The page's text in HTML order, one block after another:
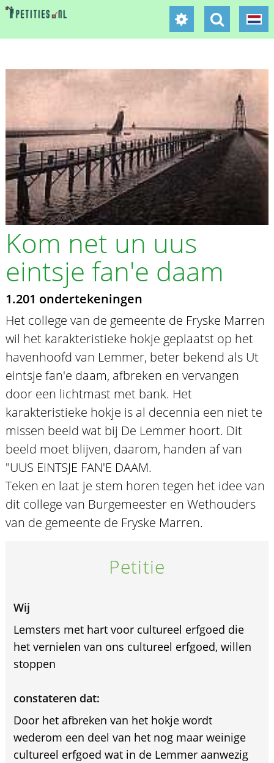
Kom net un uus
eintsje fan'e daam
1.201 ondertekeningen
Het college van de gemeente de Fryske Marren
wil het karakteristieke hokje geplaatst op het
havenhoofd van Lemmer, beter bekend als Ut
eintsje fan'e daam, afbreken en vervangen
door een lichtmast met bank. Het
karakteristieke hokje is al decennia een niet te
missen beeld wat bij De Lemmer hoort. Dit
beeld moet blijven, daarom, handen af van
"UUS EINTSJE FAN'E DAAM.
Teken en laat je stem horen tegen het idee van
dit college van Burgemeester en Wethouders
van de gemeente de Fryske Marren.
Petitie
Wij
Lemsters met hart voor cultureel erfgoed die
het vernielen van ons cultureel erfgoed, willen
stoppen
constateren dat:
Door het afbreken van het hokje wordt
wederom een deel van het nog maar weinige
cultureel erfgoed wat in de Lemmer aanwezig